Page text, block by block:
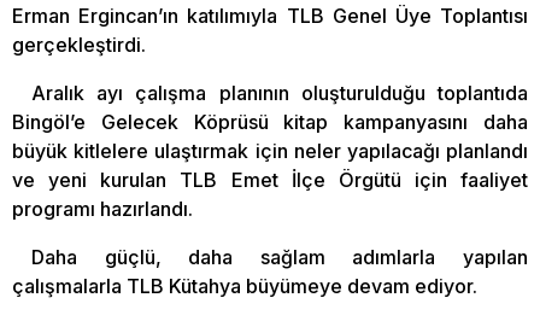
Erman Ergincan’ın katılımıyla TLB Genel Üye Toplantısı
gerçekleştirdi.
Aralık ayı çalışma planının oluşturulduğu toplantıda
Bingöl’e Gelecek Köprüsü kitap kampanyasını daha
büyük kitlelere ulaştırmak için neler yapılacağı planlandı
ve yeni kurulan TLB Emet İlçe Örgütü için faaliyet
programı hazırlandı.
Daha güçlü, daha sağlam adımlarla yapılan
çalışmalarla TLB Kütahya büyümeye devam ediyor.